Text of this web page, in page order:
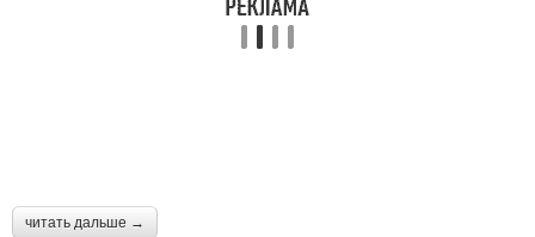
читать дальше →